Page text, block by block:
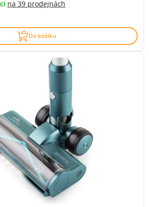
na 39 prodejnách
Do košíku